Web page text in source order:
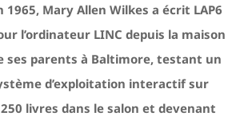
1965, Mary Allen Wilkes a écrit LAP6
l’ordinateur LINC depuis la maison
ses parents à Baltimore, testant un
d’exploitation interactif sur
livres dans le salon et devenant